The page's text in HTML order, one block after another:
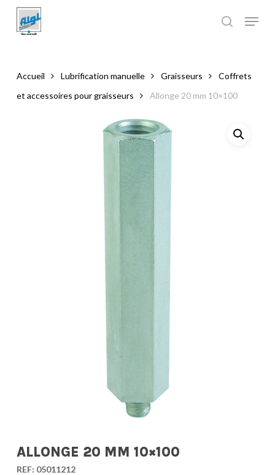
main
Accueil Lubrification manuelle Graisseurs
Coffrets
et accessoires pour graisseurs
Allonge 20 mm 10×100
ALLONGE 20 MM 10×100
REF: 05011212